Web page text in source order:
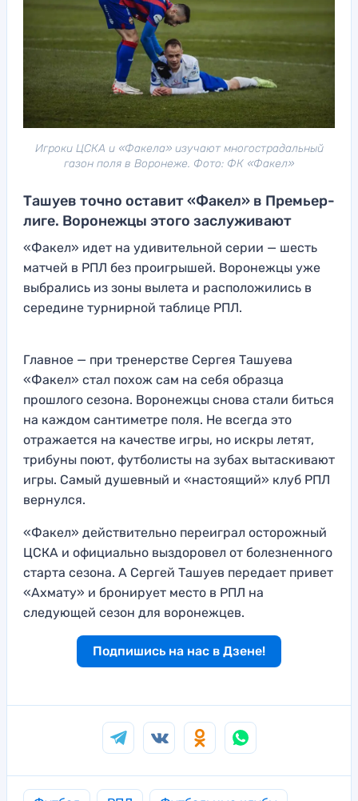
Игроки ЦСКА и «Факела» изучают многострадальный
газон поля в Воронеже. Фото: ФК «Факел»
Ташуев точно оставит «Факел» в Премьер-
лиге. Воронежцы этого заслуживают
«Факел» идет на удивительной серии — шесть
матчей в РПЛ без проигрышей. Воронежцы уже
выбрались из зоны вылета и расположились в
середине турнирной таблице РПЛ.
Главное — при тренерстве Сергея Ташуева
«Факел» стал похож сам на себя образца
прошлого сезона. Воронежцы снова стали биться
на каждом сантиметре поля. Не всегда это
отражается на качестве игры, но искры летят,
трибуны поют, футболисты на зубах вытаскивают
игры. Самый душевный и «настоящий» клуб РПЛ
вернулся.
«Факел» действительно переиграл осторожный
ЦСКА и официально выздоровел от болезненного
старта сезона. А Сергей Ташуев передает привет
«Ахмату» и бронирует место в РПЛ на
следующей сезон для воронежцев.
Подпишись на нас в Дзене!